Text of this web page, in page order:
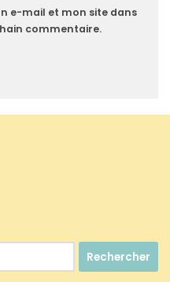
e-mail et mon site dans
commentaire.